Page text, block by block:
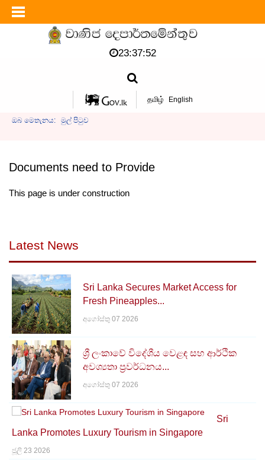
23:37:52
தமிழ் English
ඔබ මෙතැනය: මුල් පිටුව
Documents need to Provide
This page is under construction
Latest News
Sri Lanka Secures Market Access for
Fresh Pineapples...
අගෝස්තු 07 2026
ශ්‍රී ලංකාවේ විදේශීය වෙළඳ සහ ආර්ථික
අවශ්‍යතා ප්‍රවර්ධනය...
අගෝස්තු 07 2026
Sri
Lanka Promotes Luxury Tourism in Singapore
ජූලි 23 2026